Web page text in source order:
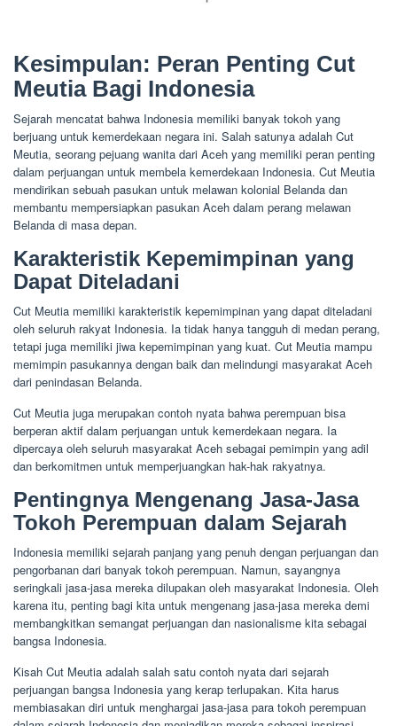
Kesimpulan: Peran Penting Cut
Meutia Bagi Indonesia
Sejarah mencatat bahwa Indonesia memiliki banyak tokoh yang
berjuang untuk kemerdekaan negara ini. Salah satunya adalah Cut
Meutia, seorang pejuang wanita dari Aceh yang memiliki peran penting
dalam perjuangan untuk membela kemerdekaan Indonesia. Cut Meutia
mendirikan sebuah pasukan untuk melawan kolonial Belanda dan
membantu mempersiapkan pasukan Aceh dalam perang melawan
Belanda di masa depan.
Karakteristik Kepemimpinan yang
Dapat Diteladani
Cut Meutia memiliki karakteristik kepemimpinan yang dapat diteladani
oleh seluruh rakyat Indonesia. Ia tidak hanya tangguh di medan perang,
tetapi juga memiliki jiwa kepemimpinan yang kuat. Cut Meutia mampu
memimpin pasukannya dengan baik dan melindungi masyarakat Aceh
dari penindasan Belanda.
Cut Meutia juga merupakan contoh nyata bahwa perempuan bisa
berperan aktif dalam perjuangan untuk kemerdekaan negara. Ia
dipercaya oleh seluruh masyarakat Aceh sebagai pemimpin yang adil
dan berkomitmen untuk memperjuangkan hak-hak rakyatnya.
Pentingnya Mengenang Jasa-Jasa
Tokoh Perempuan dalam Sejarah
Indonesia memiliki sejarah panjang yang penuh dengan perjuangan dan
pengorbanan dari banyak tokoh perempuan. Namun, sayangnya
seringkali jasa-jasa mereka dilupakan oleh masyarakat Indonesia. Oleh
karena itu, penting bagi kita untuk mengenang jasa-jasa mereka demi
membangkitkan semangat perjuangan dan nasionalisme kita sebagai
bangsa Indonesia.
Kisah Cut Meutia adalah salah satu contoh nyata dari sejarah
perjuangan bangsa Indonesia yang kerap terlupakan. Kita harus
membiasakan diri untuk menghargai jasa-jasa para tokoh perempuan